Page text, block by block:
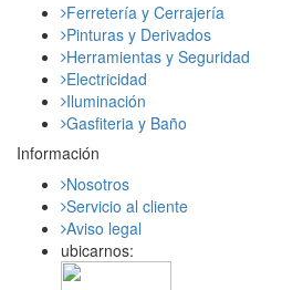
Ferretería y Cerrajería
Pinturas y Derivados
Herramientas y Seguridad
Electricidad
Iluminación
Gasfiteria y Baño
Información
Nosotros
Servicio al cliente
Aviso legal
ubicarnos: